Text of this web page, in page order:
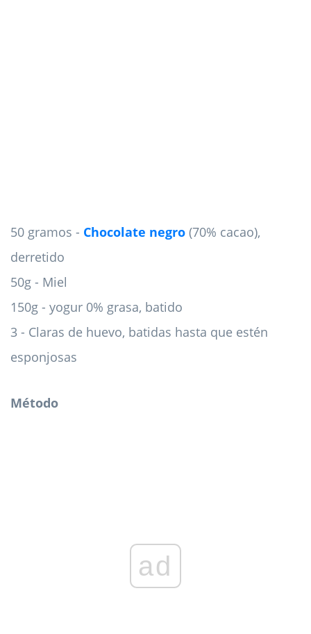
50 gramos - Chocolate negro (70% cacao),
derretido
50g - Miel
150g - yogur 0% grasa, batido
3 - Claras de huevo, batidas hasta que estén
esponjosas
Método
ad